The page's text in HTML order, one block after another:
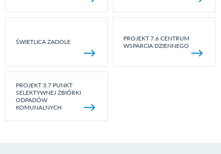
ŚWIETLICA ZADOLE
PROJEKT 7.6 CENTRUM
WSPARCIA DZIENNEGO
PROJEKT 3.7 PUNKT
SELEKTYWNEJ ZBIÓRKI
ODPADÓW
KOMUNALNYCH